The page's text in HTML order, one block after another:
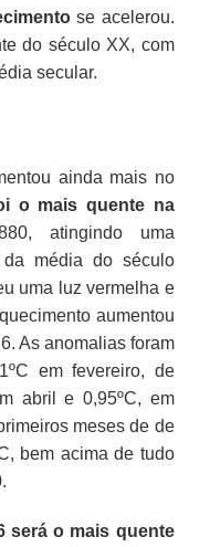
se acelerou.
do século XX, com
secular.
ainda mais no
o mais quente na
atingindo uma
da média do século
uma luz vermelha e
aumentou
As anomalias foram
em fevereiro, de
abril e 0,95ºC, em
meses de de
bem acima de tudo
será o mais quente